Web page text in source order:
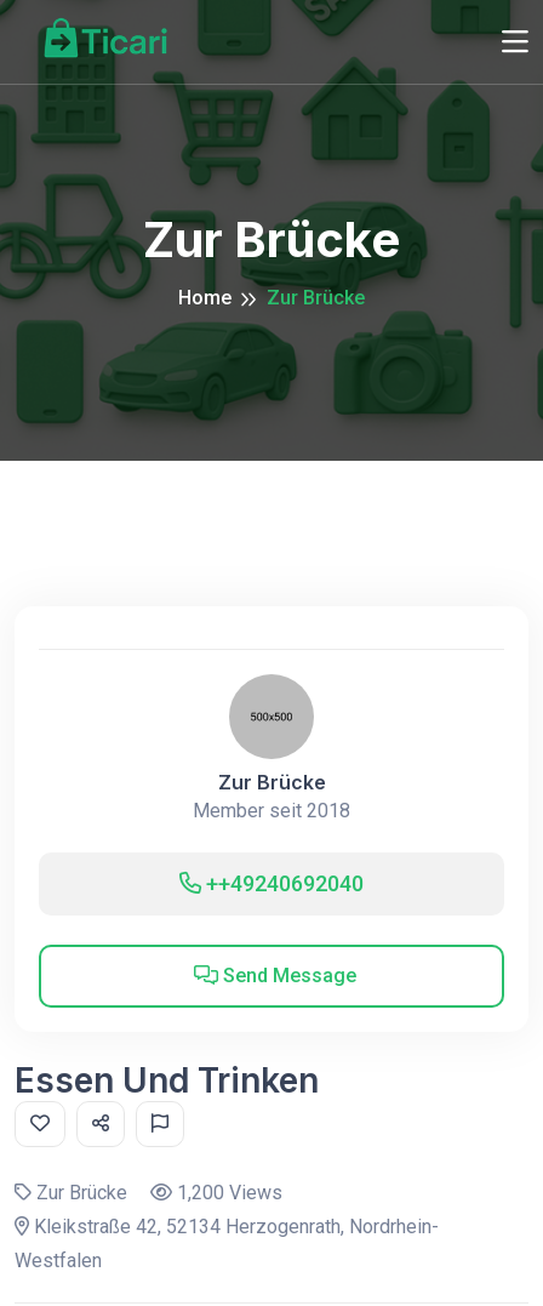
Zur Brücke
Home Zur Brücke
Zur Brücke
Member seit 2018
++49240692040
Send Message
Essen Und Trinken
Zur Brücke
1,200 Views
Kleikstraße 42, 52134 Herzogenrath, Nordrhein-
Westfalen